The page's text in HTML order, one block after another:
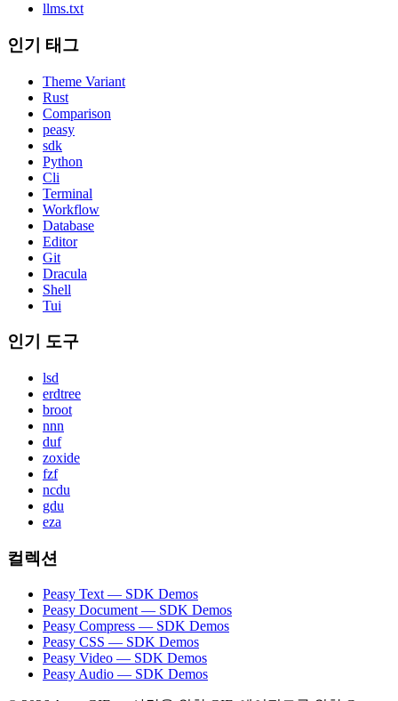
llms.txt
인기 태그
Theme Variant
Rust
Comparison
peasy
sdk
Python
Cli
Terminal
Workflow
Database
Editor
Git
Dracula
Shell
Tui
인기 도구
lsd
erdtree
broot
nnn
duf
zoxide
fzf
ncdu
gdu
eza
컬렉션
Peasy Text — SDK Demos
Peasy Document — SDK Demos
Peasy Compress — SDK Demos
Peasy CSS — SDK Demos
Peasy Video — SDK Demos
Peasy Audio — SDK Demos